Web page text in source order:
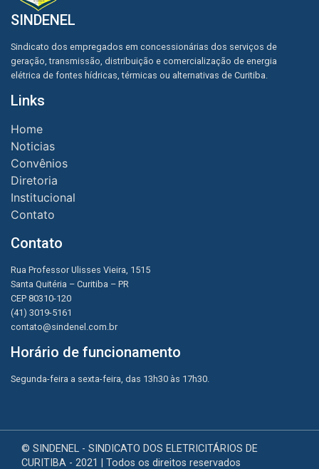
SINDENEL
Sindicato dos empregados em concessionárias dos serviços de
geração, transmissão, distribuição e comercialização de energia
elétrica de fontes hídricas, térmicas ou alternativas de Curitiba.
Links
Home
Noticias
Convênios
Diretoria
Institucional
Contato
Contato
Rua Professor Ulisses Vieira, 1515
Santa Quitéria – Curitiba – PR
CEP 80310-120
(41) 3019-5161
contato@sindenel.com.br
Horário de funcionamento
Segunda-feira a sexta-feira, das 13h30 às 17h30.
© SINDENEL - SINDICATO DOS ELETRICITÁRIOS DE
CURITIBA - 2021 | Todos os direitos reservados